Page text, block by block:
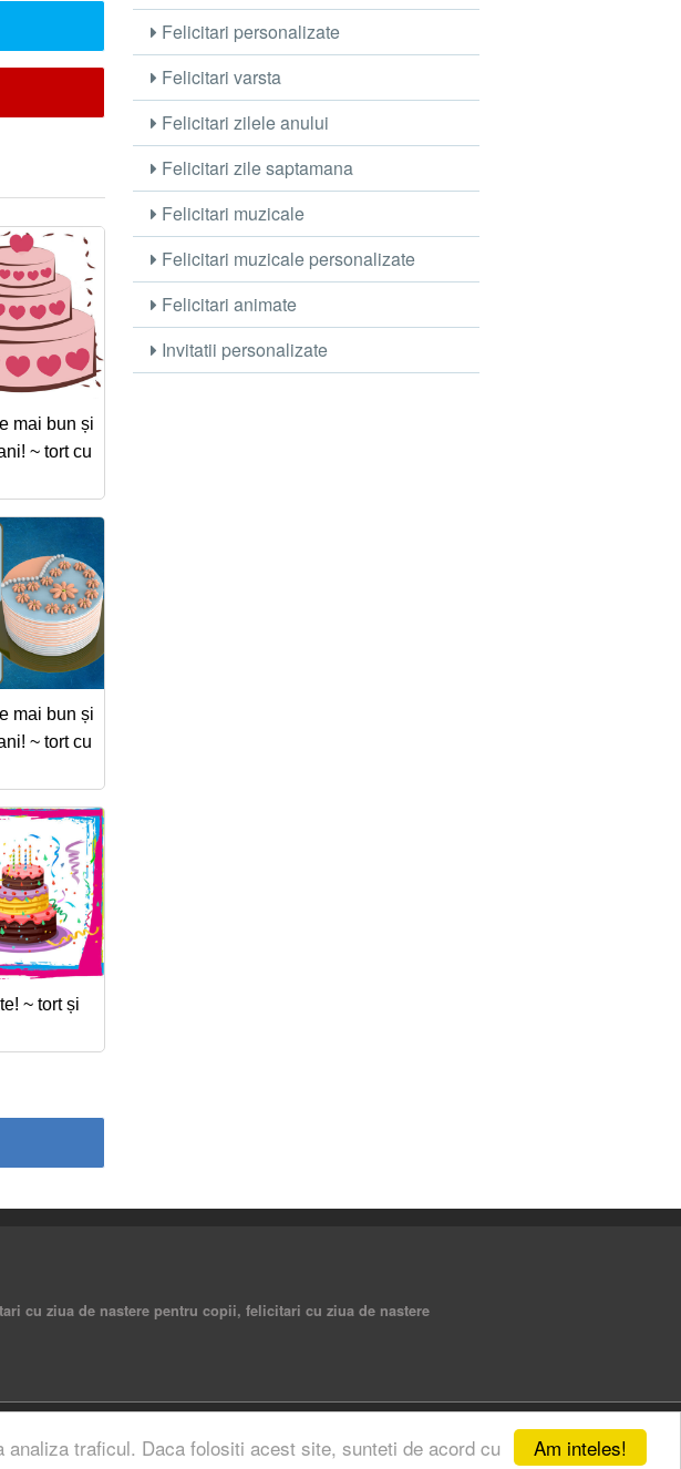
Am inteles!
traficul. Daca folositi acest site, sunteti de acord cu
mai bun și
~ tort cu
mai bun și
~ tort cu
~ tort și
Felicitari personalizate
Felicitari varsta
Felicitari zilele anului
Felicitari zile saptamana
Felicitari muzicale
Felicitari muzicale personalizate
Felicitari animate
Invitatii personalizate
cu ziua de nastere pentru copii, felicitari cu ziua de nastere